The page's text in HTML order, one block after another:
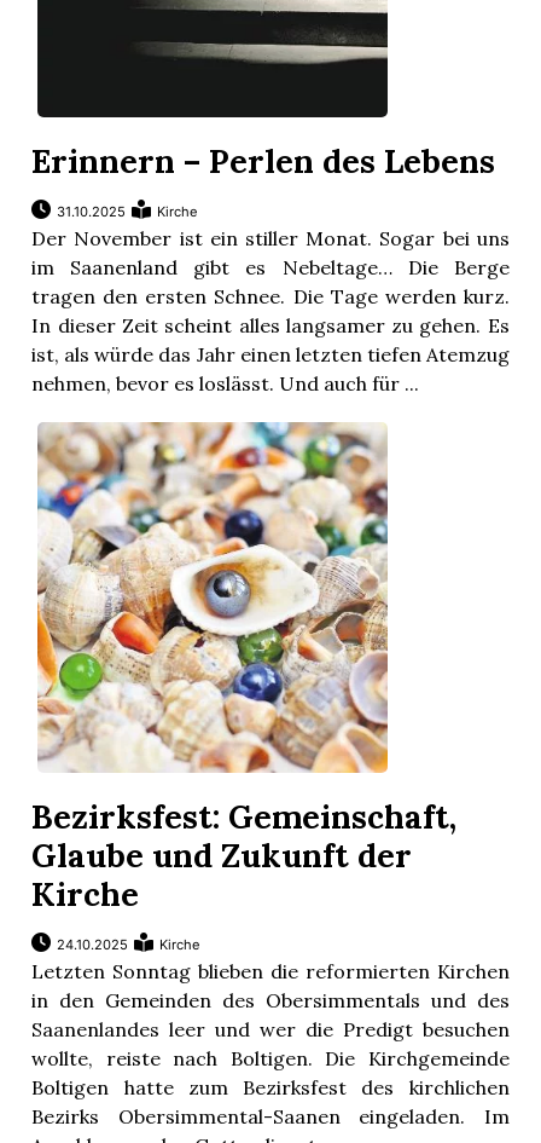
Erinnern – Perlen des Lebens
31.10.2025 Kirche
Der November ist ein stiller Monat. Sogar bei uns
im Saanenland gibt es Nebeltage… Die Berge
tragen den ersten Schnee. Die Tage werden kurz.
In dieser Zeit scheint alles langsamer zu gehen. Es
ist, als würde das Jahr einen letzten tiefen Atemzug
nehmen, bevor es loslässt. Und auch für ...
Bezirksfest: Gemeinschaft,
Glaube und Zukunft der
Kirche
24.10.2025 Kirche
Letzten Sonntag blieben die reformierten Kirchen
in den Gemeinden des Obersimmentals und des
Saanenlandes leer und wer die Predigt besuchen
wollte, reiste nach Boltigen. Die Kirchgemeinde
Boltigen hatte zum Bezirksfest des kirchlichen
Bezirks Obersimmental-Saanen eingeladen. Im